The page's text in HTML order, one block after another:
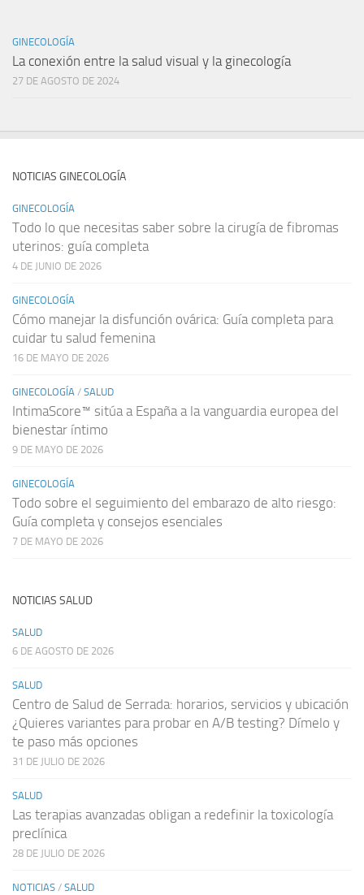
GINECOLOGÍA
La conexión entre la salud visual y la ginecología
27 DE AGOSTO DE 2024
NOTICIAS GINECOLOGÍA
GINECOLOGÍA
Todo lo que necesitas saber sobre la cirugía de fibromas
uterinos: guía completa
4 DE JUNIO DE 2026
GINECOLOGÍA
Cómo manejar la disfunción ovárica: Guía completa para
cuidar tu salud femenina
16 DE MAYO DE 2026
GINECOLOGÍA / SALUD
IntimaScore™ sitúa a España a la vanguardia europea del
bienestar íntimo
9 DE MAYO DE 2026
GINECOLOGÍA
Todo sobre el seguimiento del embarazo de alto riesgo:
Guía completa y consejos esenciales
7 DE MAYO DE 2026
NOTICIAS SALUD
SALUD
6 DE AGOSTO DE 2026
SALUD
Centro de Salud de Serrada: horarios, servicios y ubicación
¿Quieres variantes para probar en A/B testing? Dímelo y
te paso más opciones
31 DE JULIO DE 2026
SALUD
Las terapias avanzadas obligan a redefinir la toxicología
preclínica
28 DE JULIO DE 2026
NOTICIAS / SALUD